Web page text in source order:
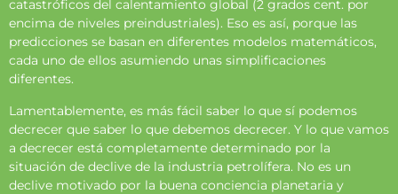
catastróficos del calentamiento global (2 grados cent. por
encima de niveles preindustriales). Eso es así, porque las
predicciones se basan en diferentes modelos matemáticos,
cada uno de ellos asumiendo unas simplificaciones
diferentes.
Lamentablemente, es más fácil saber lo que sí podemos
decrecer que saber lo que debemos decrecer. Y lo que vamos
a decrecer está completamente determinado por la
situación de declive de la industria petrolífera. No es un
declive motivado por la buena conciencia planetaria y